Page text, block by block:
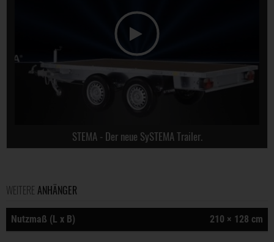
STEMA - Der neue SySTEMA Trailer.
WEITERE ANHÄNGER
Nutzmaß (L x B) 210 × 128 cm